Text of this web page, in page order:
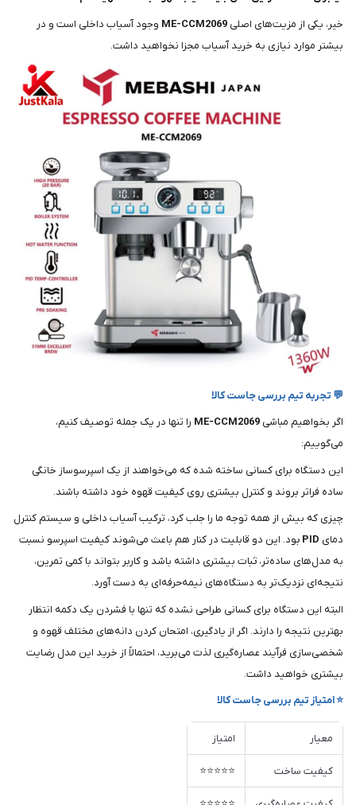
خیر، یکی از مزیت‌های اصلی ME-CCM2069 وجود آسیاب داخلی است و در
بیشتر موارد نیازی به خرید آسیاب مجزا نخواهید داشت.
💬 تجربه تیم بررسی جاست کالا
اگر بخواهیم مباشی ME-CCM2069 را تنها در یک جمله توصیف کنیم،
می‌گوییم:
این دستگاه برای کسانی ساخته شده که می‌خواهند از یک اسپرسوساز خانگی
ساده فراتر بروند و کنترل بیشتری روی کیفیت قهوه خود داشته باشند.
چیزی که بیش از همه توجه ما را جلب کرد، ترکیب آسیاب داخلی و سیستم کنترل
دمای PID بود. این دو قابلیت در کنار هم باعث می‌شوند کیفیت اسپرسو نسبت
به مدل‌های ساده‌تر، ثبات بیشتری داشته باشد و کاربر بتواند با کمی تمرین،
نتیجه‌ای نزدیک‌تر به دستگاه‌های نیمه‌حرفه‌ای به دست آورد.
البته این دستگاه برای کسانی طراحی نشده که تنها با فشردن یک دکمه انتظار
بهترین نتیجه را دارند. اگر از یادگیری، امتحان کردن دانه‌های مختلف قهوه و
شخصی‌سازی فرآیند عصاره‌گیری لذت می‌برید، احتمالاً از خرید این مدل رضایت
بیشتری خواهید داشت.
⭐ امتیاز تیم بررسی جاست کالا
معیار امتیاز
کیفیت ساخت ⭐⭐⭐⭐⭐